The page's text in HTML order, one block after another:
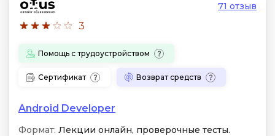
3
71 отзыв
Помощь с трудоустройством
Сертификат Возврат средств
Android Developer
Формат: Лекции онлайн, проверочные тесты.